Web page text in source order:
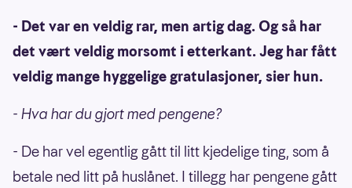
- Det var en veldig rar, men artig dag. Og så har
det vært veldig morsomt i etterkant. Jeg har fått
veldig mange hyggelige gratulasjoner, sier hun.
- Hva har du gjort med pengene?
- De har vel egentlig gått til litt kjedelige ting, som å
betale ned litt på huslånet. I tillegg har pengene gått